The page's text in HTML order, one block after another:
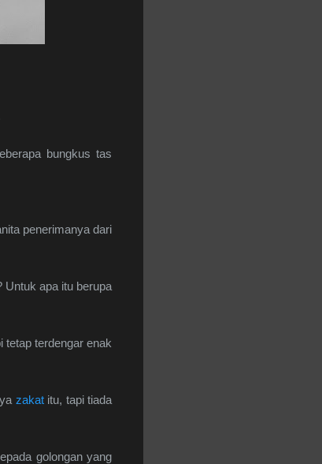
bungkus tas
penerimanya dari
apa itu berupa
tetap terdengar enak
zakatitu, tapi tiada
golongan yang